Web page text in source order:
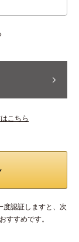
こちら
認証しますと、次
すすめです。